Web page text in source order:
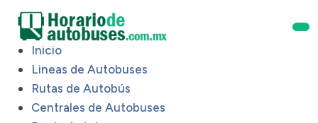
Inicio
Lineas de Autobuses
Rutas de Autobús
Centrales de Autobuses